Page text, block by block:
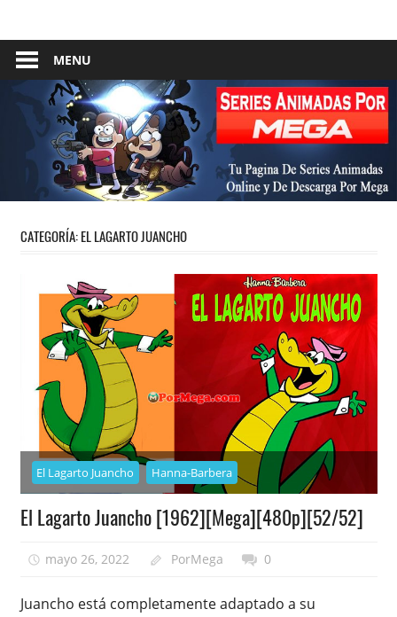
content
Series
Animadas
–
Por
Mega
Pagina
De
Descarga
Por
Mega
MENU
CATEGORÍA:EL LAGARTO JUANCHO
El Lagarto Juancho Hanna-Barbera
El Lagarto Juancho [1962][Mega][480p][52/52]
mayo 26, 2022 PorMega 0
Juancho está completamente adaptado a su